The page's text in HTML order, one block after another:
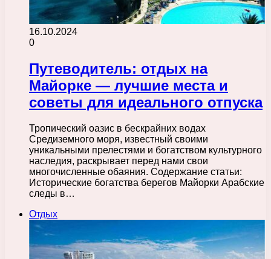
16.10.2024
0
Путеводитель: отдых на
Майорке — лучшие места и
советы для идеального отпуска
Тропический оазис в бескрайних водах
Средиземного моря, известный своими
уникальными прелестями и богатством культурного
наследия, раскрывает перед нами свои
многочисленные обаяния. Содержание статьи:
Исторические богатства берегов Майорки Арабские
следы в…
Отдых